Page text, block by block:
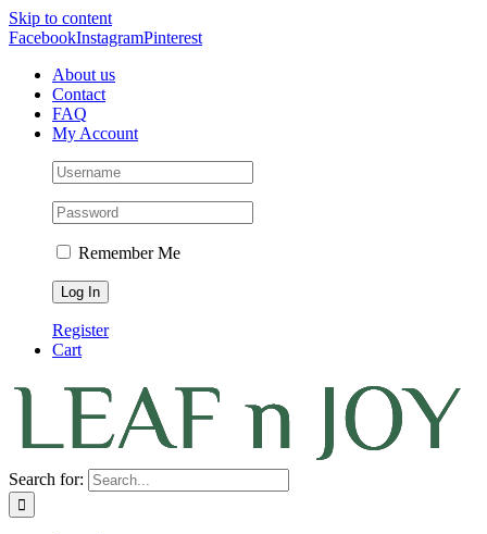
Skip to content
FacebookInstagramPinterest
About us
Contact
FAQ
My Account
Remember Me
Register
Cart
Search for: